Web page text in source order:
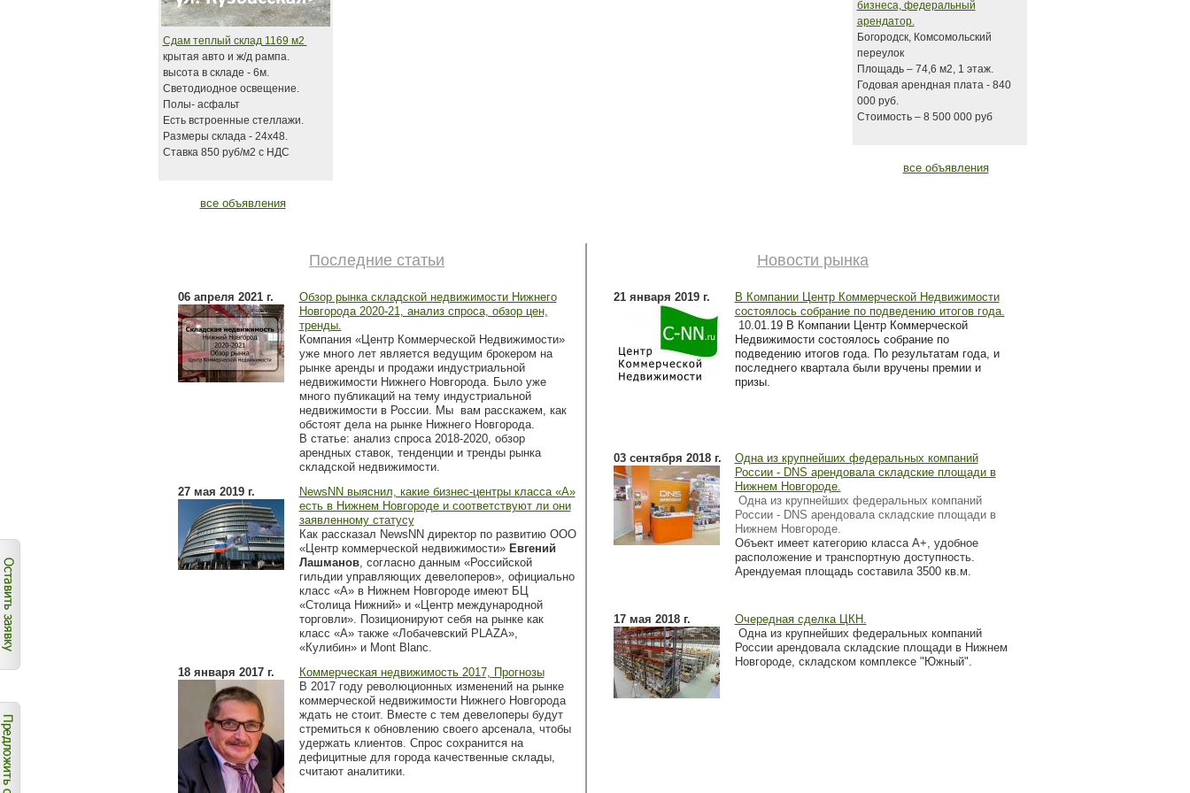
Сдам теплый склад 1169 м2
крытая авто и ж/д рампа.
высота в складе - 6м.
Светодиодное освещение.
Полы- асфальт
Есть встроенные стеллажи.
Размеры склада - 24х48.
Ставка 850 руб/м2 с НДС
все объявления
бизнеса, федеральный
арендатор.
Богородск, Комсомольский
переулок
Площадь – 74,6 м2, 1 этаж.
Годовая арендная плата - 840
000 руб.
Стоимость – 8 500 000 руб
все объявления
Последние статьи
06 апреля 2021 г.
Обзор рынка складской недвижимости Нижнего
Новгорода 2020-21, анализ спроса, обзор цен,
тренды.
Компания «Центр Коммерческой Недвижимости»
уже много лет является ведущим брокером на
рынке аренды и продажи индустриальной
недвижимости Нижнего Новгорода. Было уже
много публикаций на тему индустриальной
недвижимости в России. Мы вам расскажем, как
обстоят дела на рынке Нижнего Новгорода.
В статье: анализ спроса 2018-2020, обзор
арендных ставок, тенденции и тренды рынка
складской недвижимости.
27 мая 2019 г.
NewsNN выяснил, какие бизнес-центры класса «А»
есть в Нижнем Новгороде и соответствуют ли они
заявленному статусу
Как рассказал NewsNN директор по развитию ООО
«Центр коммерческой недвижимости» Евгений
Лашманов, согласно данным «Российской
гильдии управляющих девелоперов», официально
класс «А» в Нижнем Новгороде имеют БЦ
«Столица Нижний» и «Центр международной
торговли». Позиционируют себя на рынке как
класс «А» также «Лобачевский PLAZA»,
«Кулибин» и Mont Blanc.
18 января 2017 г.
Коммерческая недвижимость 2017, Прогнозы
В 2017 году революционных изменений на рынке
коммерческой недвижимости Нижнего Новгорода
ждать не стоит. Вместе с тем девелоперы будут
стремиться к обновлению своего арсенала, чтобы
удержать клиентов. Спрос сохранится на
дефицитные для города качественные склады,
считают аналитики.
Новости рынка
21 января 2019 г.
В Компании Центр Коммерческой Недвижимости
состоялось собрание по подведению итогов года.
10.01.19 В Компании Центр Коммерческой
Недвижимости состоялось собрание по
подведению итогов года. По результатам года, и
последнего квартала были вручены премии и
призы.
03 сентября 2018 г.
Одна из крупнейших федеральных компаний
России - DNS арендовала складские площади в
Нижнем Новгороде.
Одна из крупнейших федеральных компаний
России - DNS арендовала складские площади в
Нижнем Новгороде.
Объект имеет категорию класса А+, удобное
расположение и транспортную доступность.
Арендуемая площадь составила 3500 кв.м.
17 мая 2018 г.
Очередная сделка ЦКН.
Одна из крупнейших федеральных компаний
России арендовала складские площади в Нижнем
Новгороде, складском комплексе "Южный".